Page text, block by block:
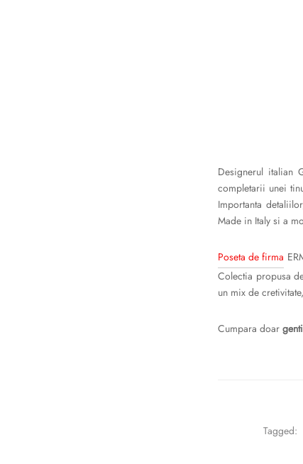
Designerul italian
completarii unei
Importanta
Made in Italy si a
Poseta de firma
Colectia propusa
un mix de
Cumpara doar
Tagged: